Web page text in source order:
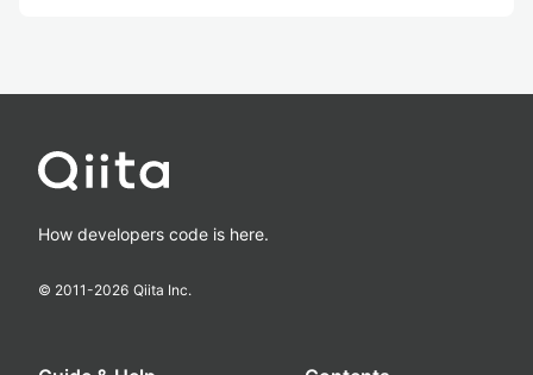
How developers code is here.
© 2011-2026 Qiita Inc.